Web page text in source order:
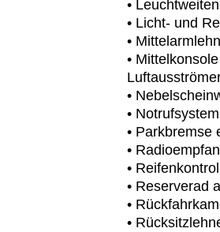
•
• Licht- und
•
•
•
• Notrufsystem
• Parkbremse
•
•
• Reserverad
•
•